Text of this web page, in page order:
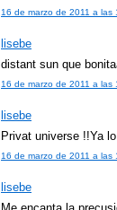
16 de marzo de 2011 a las
lisebe
distant sun que
16 de marzo de 2011 a las
lisebe
Privat universe !!Ya
16 de marzo de 2011 a las
lisebe